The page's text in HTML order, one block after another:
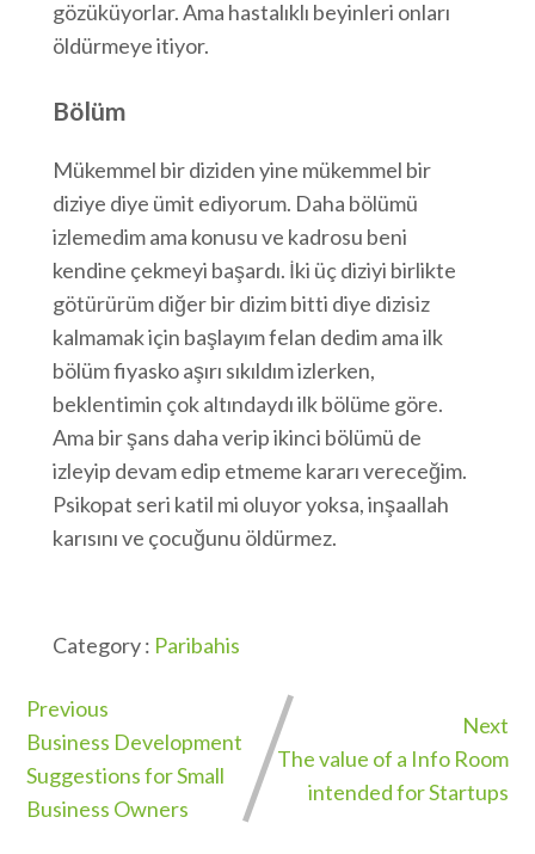
gözüküyorlar. Ama hastalıklı beyinleri onları
öldürmeye itiyor.
Bölüm
Mükemmel bir diziden yine mükemmel bir
diziye diye ümit ediyorum. Daha bölümü
izlemedim ama konusu ve kadrosu beni
kendine çekmeyi başardı. İki üç diziyi birlikte
götürürüm diğer bir dizim bitti diye dizisiz
kalmamak için başlayım felan dedim ama ilk
bölüm fiyasko aşırı sıkıldım izlerken,
beklentimin çok altındaydı ilk bölüme göre.
Ama bir şans daha verip ikinci bölümü de
izleyip devam edip etmeme kararı vereceğim.
Psikopat seri katil mi oluyor yoksa, inşaallah
karısını ve çocuğunu öldürmez.
Category : Paribahis
Previous
Business Development
Suggestions for Small
Business Owners
Next
The value of a Info Room
intended for Startups